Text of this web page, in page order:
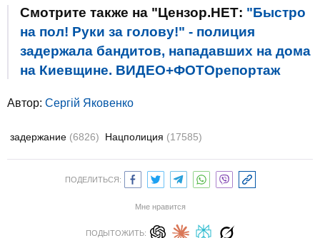
Смотрите также на "Цензор.НЕТ: "Быстро
на пол! Руки за голову!" - полиция
задержала бандитов, нападавших на дома
на Киевщине. ВИДЕО+ФОТОрепортаж
Автор: Сергій Яковенко
задержание (6826) Нацполиция (17585)
ПОДЕЛИТЬСЯ:
Мне нравится
ПОДЫТОЖИТЬ: